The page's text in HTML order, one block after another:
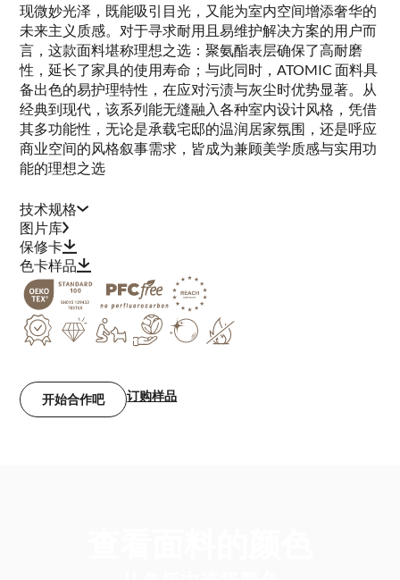
现微妙光泽，既能吸引目光，又能为室内空间增添奢华的
未来主义质感。对于寻求耐用且易维护解决方案的用户而
言，这款面料堪称理想之选：聚氨酯表层确保了高耐磨
性，延长了家具的使用寿命；与此同时，ATOMIC 面料具
备出色的易护理特性，在应对污渍与灰尘时优势显著。从
经典到现代，该系列能无缝融入各种室内设计风格，凭借
其多功能性，无论是承载宅邸的温润居家氛围，还是呼应
商业空间的风格叙事需求，皆成为兼顾美学质感与实用功
能的理想之选
技术规格
图片库
保修卡
色卡样品
开始合作吧 订购样品